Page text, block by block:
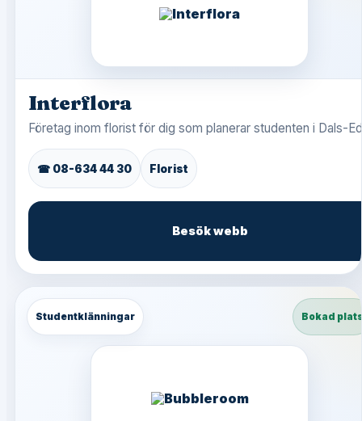
Interflora
Företag inom florist för dig som planerar studenten i Dals-
☎ 08-634 44 30 Florist
Besök webb
Studentklänningar Bokad